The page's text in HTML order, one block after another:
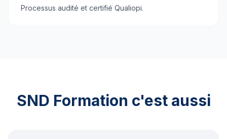
Processus audité et certifié Qualiopi.
SND Formation c'est aussi